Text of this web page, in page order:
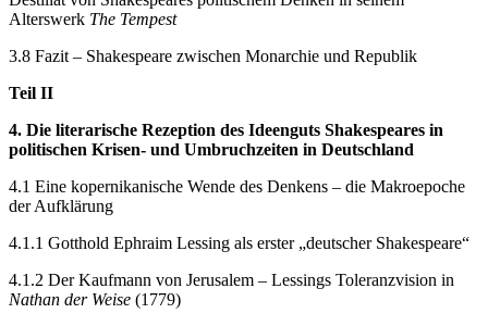
Alterswerk The Tempest
3.8 Fazit – Shakespeare zwischen Monarchie und Republik
Teil II
4. Die literarische Rezeption des Ideenguts Shakespeares in
politischen Krisen- und Umbruchzeiten in Deutschland
4.1 Eine kopernikanische Wende des Denkens – die Makroepoche
der Aufklärung
4.1.1 Gotthold Ephraim Lessing als erster „deutscher Shakespeare“
4.1.2 Der Kaufmann von Jerusalem – Lessings Toleranzvision in
Nathan der Weise (1779)